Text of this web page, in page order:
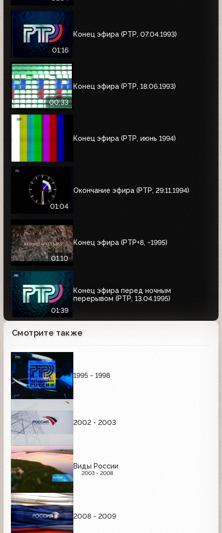
01:16
Конец эфира (РТР, 07.04.1993)
00:33
Конец эфира (РТР, 18.06.1993)
Конец эфира (РТР, июнь 1994)
01:04
Окончание эфира (РТР, 29.11.1994)
01:10
Конец эфира (РТР+8, ~1995)
01:39
Конец эфира перед ночным
перерывом (РТР, 13.04.1995)
Смотрите также
1995 - 1998
2002 - 2003
Виды России
2003 - 2008
2008 - 2009